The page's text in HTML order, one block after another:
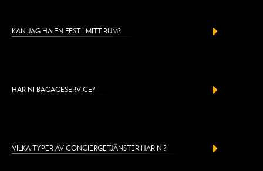
KAN JAG HA EN FEST I MITT RUM?
HAR NI BAGAGESERVICE?
VILKA TYPER AV CONCIERGETJÄNSTER HAR NI?